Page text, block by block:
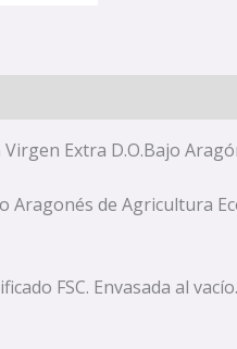
Extra D.O.Bajo
Aragonés de Agricultura
FSC. Envasada al